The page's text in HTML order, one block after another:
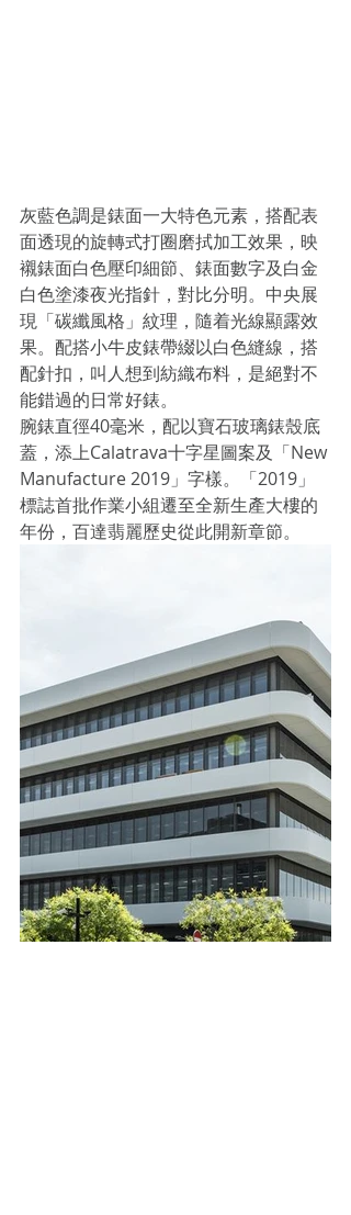
灰藍色調是錶面一大特色元素，搭配表
面透現的旋轉式打圈磨拭加工效果，映
襯錶面白色壓印細節、錶面數字及白金
白色塗漆夜光指針，對比分明。中央展
現「碳纖風格」紋理，隨着光線顯露效
果。配搭小牛皮錶帶綴以白色縫線，搭
配針扣，叫人想到紡織布料，是絕對不
能錯過的日常好錶。
腕錶直徑40毫米，配以寶石玻璃錶殼底
蓋，添上Calatrava十字星圖案及「New
Manufacture 2019」字樣。「2019」
標誌首批作業小組遷至全新生產大樓的
年份，百達翡麗歷史從此開新章節。